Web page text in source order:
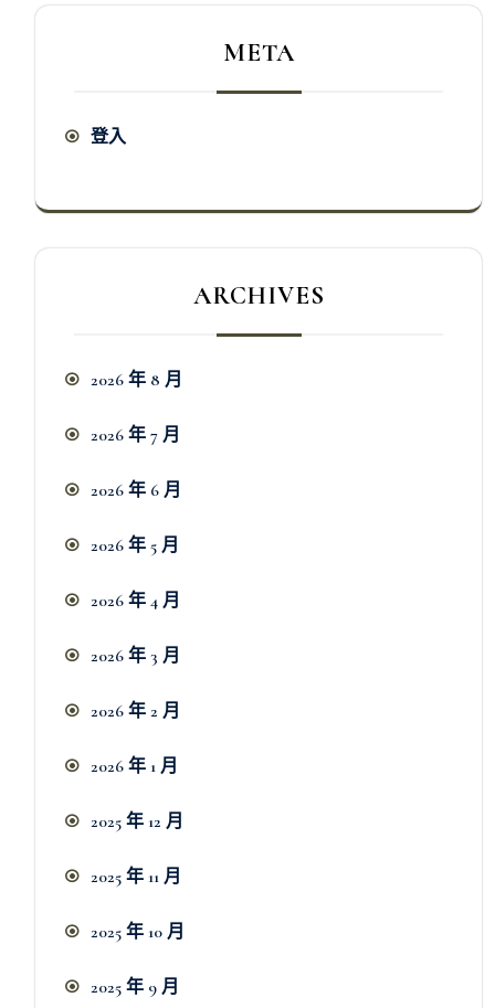
META
登入
ARCHIVES
2026 年 8 月
2026 年 7 月
2026 年 6 月
2026 年 5 月
2026 年 4 月
2026 年 3 月
2026 年 2 月
2026 年 1 月
2025 年 12 月
2025 年 11 月
2025 年 10 月
2025 年 9 月